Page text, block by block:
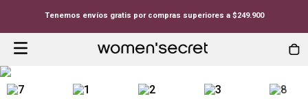
Tenemos envíos gratis por compras superiores a $249.900